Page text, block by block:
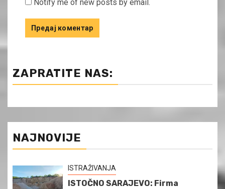
Notify me of new posts by email.
ZAPRATITE NAS:
NAJNOVIJE
ISTRAŽIVANJA
ISTOČNO SARAJEVO: Firma